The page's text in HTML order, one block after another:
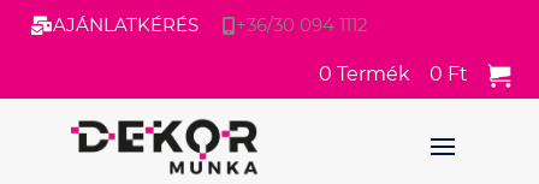
AJÁNLATKÉRÉS +36/30 094 1112
0 Termék 0 Ft